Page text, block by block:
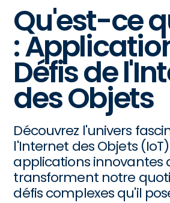
Qu'est-ce
:
Défis de
des Objets
Découvrez l'univers
l'Internet des Objets (IoT)
applications innovantes
transforment notre
défis complexes qu'il